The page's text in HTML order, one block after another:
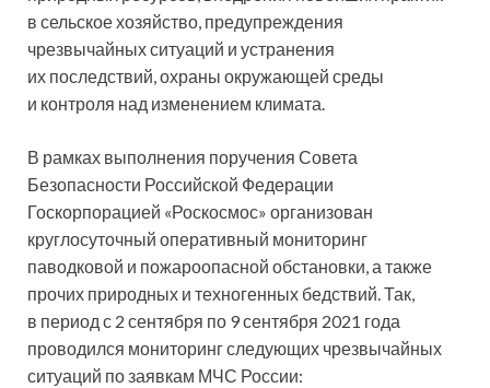
в сельское хозяйство, предупреждения
чрезвычайных ситуаций и устранения
их последствий, охраны окружающей среды
и контроля над изменением климата.
В рамках выполнения поручения Совета
Безопасности Российской Федерации
Госкорпорацией «Роскосмос» организован
круглосуточный оперативный мониторинг
паводковой и пожароопасной обстановки, а также
прочих природных и техногенных бедствий. Так,
в период с 2 сентября по 9 сентября 2021 года
проводился мониторинг следующих чрезвычайных
ситуаций по заявкам МЧС России: